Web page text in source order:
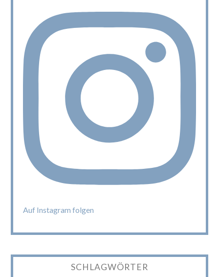
Auf Instagram folgen
SCHLAGWÖRTER